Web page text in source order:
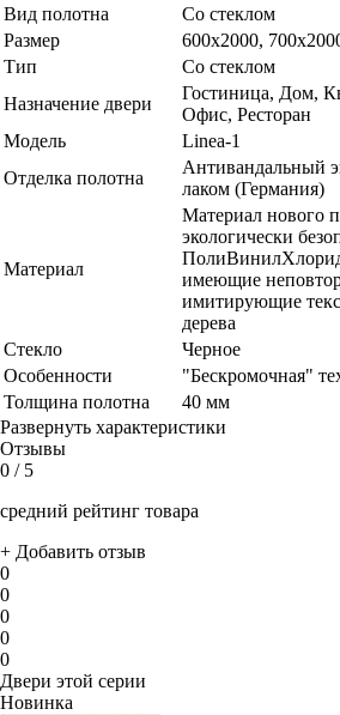
Вид полотна
Со стеклом
Размер
600x2000,
Тип
Со стеклом
Назначение двери
Гостиница, Дом,
Офис, Ресторан
Модель
Linea-1
Отделка полотна
Антивандальный
лаком (Германия)
Материал
Материал нового
экологически
имеющие
имитирующие
дерева
Стекло
Черное
Особенности
"Бескромочная"
Толщина полотна
40 мм
Развернуть характеристики
Отзывы
0 / 5
средний рейтинг товара
+ Добавить отзыв
0
0
0
0
0
Двери этой серии
Новинка